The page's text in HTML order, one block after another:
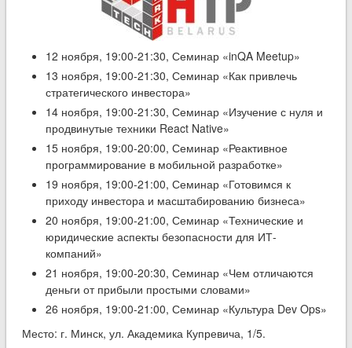
12 ноября, 19:00-21:30, Семинар «inQA Meetup»
13 ноября, 19:00-21:30, Семинар «Как привлечь
стратегического инвестора»
14 ноября, 19:00-21:30, Семинар «Изучение с нуля и
продвинутые техники React Native»
15 ноября, 19:00-20:00, Семинар «Реактивное
программирование в мобильной разработке»
19 ноября, 19:00-21:00, Семинар «Готовимся к
приходу инвестора и масштабированию бизнеса»
20 ноября, 19:00-21:00, Семинар «Технические и
юридические аспекты безопасности для ИТ-
компаний»
21 ноября, 19:00-20:30, Семинар «Чем отличаются
деньги от прибыли простыми словами»
26 ноября, 19:00-21:00, Семинар «Культура Dev Ops»
Место: г. Минск, ул. Академика Купревича, 1/5.